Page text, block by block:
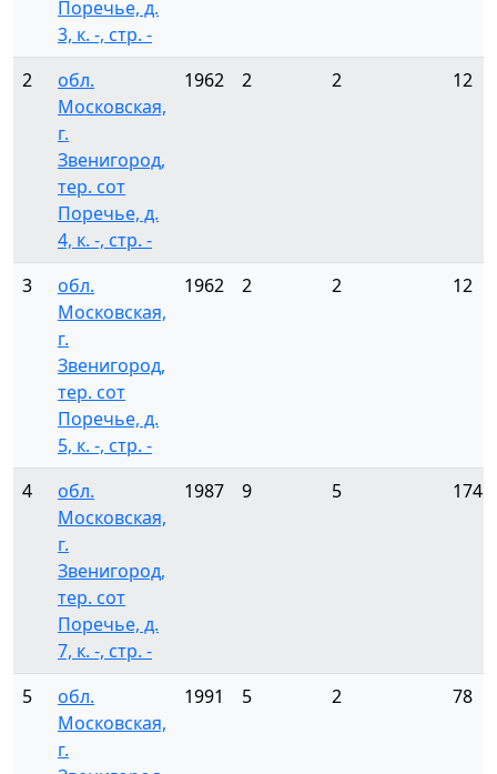
Поречье, д.
3, к. -, стр. -
2
обл.
Московская,
г.
Звенигород,
тер. сот
Поречье, д.
4, к. -, стр. -
1962 2 2 12
3
обл.
Московская,
г.
Звенигород,
тер. сот
Поречье, д.
5, к. -, стр. -
1962 2 2 12
4
обл.
Московская,
г.
Звенигород,
тер. сот
Поречье, д.
7, к. -, стр. -
1987 9 5 174
5
обл.
Московская,
г.
1991 5 2 78